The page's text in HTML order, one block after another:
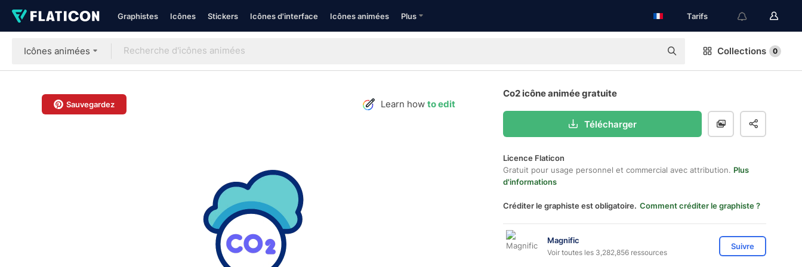
Graphistes Icônes Stickers Icônes d'interface Icônes animées Plus Tarifs
Icônes animées Collections 0
Sauvegardez Learn how to edit
Co2 icône animée gratuite
Télécharger
Licence Flaticon
Gratuit pour usage personnel et commercial avec attribution. Plus
d'informations
Créditer le graphiste est obligatoire. Comment créditer le graphiste ?
Magnific
Voir toutes les 3,282,856 ressources
Suivre